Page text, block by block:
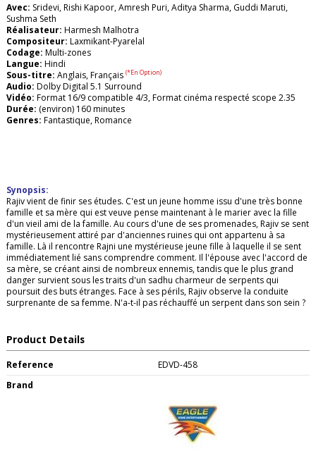
Avec: Sridevi, Rishi Kapoor, Amresh Puri, Aditya Sharma, Guddi Maruti,
Sushma Seth
Réalisateur: Harmesh Malhotra
Compositeur: Laxmikant-Pyarelal
Codage: Multi-zones
Langue: Hindi
Sous-titre: Anglais, Français (*En Option)
Audio: Dolby Digital 5.1 Surround
Vidéo: Format 16/9 compatible 4/3, Format cinéma respecté scope 2.35
Durée: (environ) 160 minutes
Genres: Fantastique, Romance
Synopsis:
Rajiv vient de finir ses études. C'est un jeune homme issu d'une très bonne
famille et sa mère qui est veuve pense maintenant à le marier avec la fille
d'un vieil ami de la famille. Au cours d'une de ses promenades, Rajiv se sent
mystérieusement attiré par d'anciennes ruines qui ont appartenu à sa
famille. Là il rencontre Rajni une mystérieuse jeune fille à laquelle il se sent
immédiatement lié sans comprendre comment. Il l'épouse avec l'accord de
sa mère, se créant ainsi de nombreux ennemis, tandis que le plus grand
danger survient sous les traits d'un sadhu charmeur de serpents qui
poursuit des buts étranges. Face à ses périls, Rajiv observe la conduite
surprenante de sa femme. N'a-t-il pas réchauffé un serpent dans son sein ?
Product Details
Reference
EDVD-458
Brand